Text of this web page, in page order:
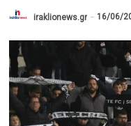
iraklionews.gr 16/06/